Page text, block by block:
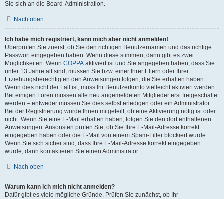
Sie sich an die Board-Administration.
Nach oben
Ich habe mich registriert, kann mich aber nicht anmelden!
Überprüfen Sie zuerst, ob Sie den richtigen Benutzernamen und das richtige
Passwort eingegeben haben. Wenn diese stimmen, dann gibt es zwei
Möglichkeiten. Wenn COPPA aktiviert ist und Sie angegeben haben, dass Sie
unter 13 Jahre alt sind, müssen Sie bzw. einer Ihrer Eltern oder Ihrer
Erziehungsberechtigten den Anweisungen folgen, die Sie erhalten haben.
Wenn dies nicht der Fall ist, muss Ihr Benutzerkonto vielleicht aktiviert werden.
Bei einigen Foren müssen alle neu angemeldeten Mitglieder erst freigeschaltet
werden – entweder müssen Sie dies selbst erledigen oder ein Administrator.
Bei der Registrierung wurde Ihnen mitgeteilt, ob eine Aktivierung nötig ist oder
nicht. Wenn Sie eine E-Mail erhalten haben, folgen Sie den dort enthaltenen
Anweisungen. Ansonsten prüfen Sie, ob Sie Ihre E-Mail-Adresse korrekt
eingegeben haben oder die E-Mail von einem Spam-Filter blockiert wurde.
Wenn Sie sich sicher sind, dass Ihre E-Mail-Adresse korrekt eingegeben
wurde, dann kontaktieren Sie einen Administrator.
Nach oben
Warum kann ich mich nicht anmelden?
Dafür gibt es viele mögliche Gründe. Prüfen Sie zunächst, ob Ihr